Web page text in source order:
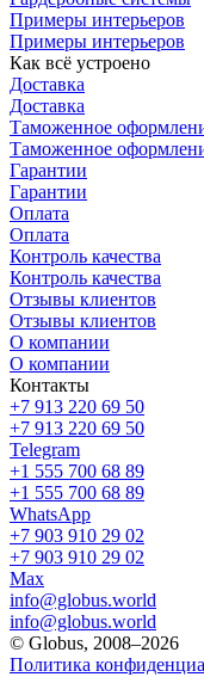
Примеры интерьеров
Примеры интерьеров
Как всё устроено
Доставка
Доставка
Таможенное
Таможенное
Гарантии
Гарантии
Оплата
Оплата
Контроль качества
Контроль качества
Отзывы клиентов
Отзывы клиентов
О компании
О компании
Контакты
+7 913 220 69 50
+7 913 220 69 50
Telegram
+1 555 700 68 89
+1 555 700 68 89
WhatsApp
+7 903 910 29 02
+7 903 910 29 02
Max
info@globus.world
info@globus.world
© Globus, 2008–2026
Политика